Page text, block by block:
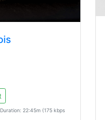
22:45m (175 kbps